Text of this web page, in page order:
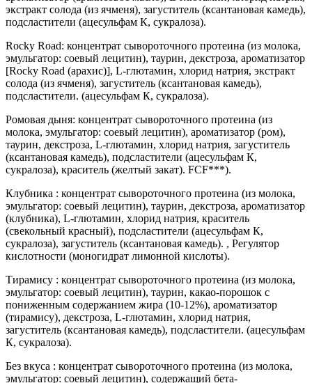
экстракт солода (из ячменя), загуститель (ксантановая камедь),
подсластители (ацесульфам К, сукралоза).
Rocky Road: концентрат сывороточного протеина (из молока,
эмульгатор: соевый лецитин), таурин, декстроза, ароматизатор
[Rocky Road (арахис)], L-глютамин, хлорид натрия, экстракт
солода (из ячменя), загуститель (ксантановая камедь),
подсластители. (ацесульфам К, сукралоза).
Ромовая дыня: концентрат сывороточного протеина (из
молока, эмульгатор: соевый лецитин), ароматизатор (ром),
таурин, декстроза, L-глютамин, хлорид натрия, загуститель
(ксантановая камедь), подсластители (ацесульфам К,
сукралоза), краситель (желтый закат). FCF***).
Клубника : концентрат сывороточного протеина (из молока,
эмульгатор: соевый лецитин), таурин, декстроза, ароматизатор
(клубника), L-глютамин, хлорид натрия, краситель
(свекольный красный), подсластители (ацесульфам К,
сукралоза), загуститель (ксантановая камедь). , Регулятор
кислотности (моногидрат лимонной кислоты).
Тирамису : концентрат сывороточного протеина (из молока,
эмульгатор: соевый лецитин), таурин, какао-порошок с
пониженным содержанием жира (10-12%), ароматизатор
(тирамису), декстроза, L-глютамин, хлорид натрия,
загуститель (ксантановая камедь), подсластители. (ацесульфам
К, сукралоза).
Без вкуса : концентрат сывороточного протеина (из молока,
эмульгатор: соевый лецитин), содержащий бета-